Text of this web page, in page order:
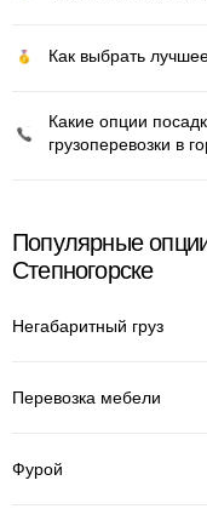
Как выбрать
Какие опции
грузоперевозки в
Популярные
Степногорске
Негабаритный груз
Перевозка мебели
Фурой